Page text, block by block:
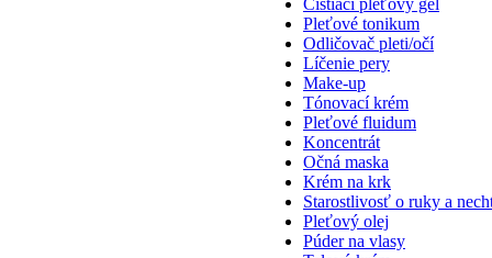
Čistiaci pleťový gél
Pleťové tonikum
Odličovač pleti/očí
Líčenie pery
Make-up
Tónovací krém
Pleťové fluidum
Koncentrát
Očná maska
Krém na krk
Starostlivosť o ruky a
Pleťový olej
Púder na vlasy